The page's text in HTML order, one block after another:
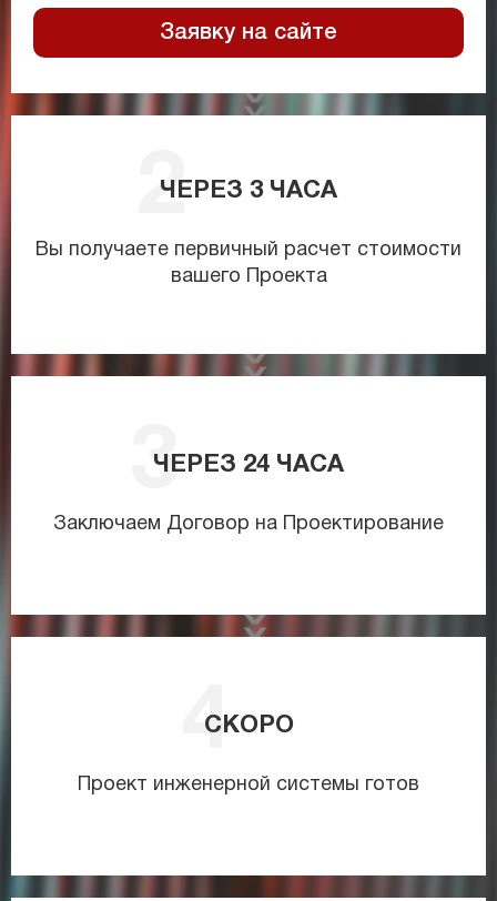
Заявку на сайте
ЧЕРЕЗ 3 ЧАСА
Вы получаете первичный расчет стоимости
вашего Проекта
ЧЕРЕЗ 24 ЧАСА
Заключаем Договор на Проектирование
СКОРО
Проект инженерной системы готов